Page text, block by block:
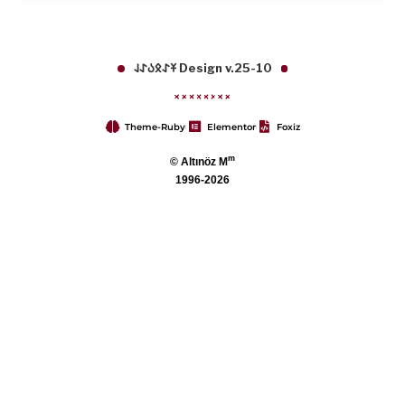
𐱁𐰀𐰋𐰉𐰀𐰞 Design v.25-10
Theme-Ruby Elementor Foxiz
© Altınöz Mm
1996-2026